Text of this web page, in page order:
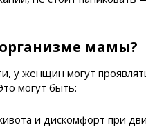
мамы?
у женщин могут
могут быть:
и дискомфорт при